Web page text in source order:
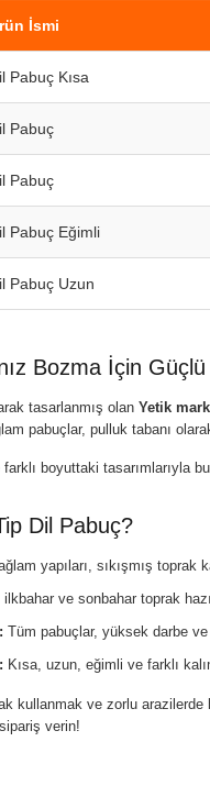
İsmi
Pabuç Kısa
Pabuç
Pabuç
Pabuç Eğimli
Pabuç Uzun
Bozma İçin
tasarlanmış olanYetik
pabuçlar, pulluk tabanı
boyuttaki tasarımlarıyla
Dil Pabuç?
yapıları, sıkışmış toprak
ilkbahar ve sonbahar toprak
Tüm pabuçlar, yüksek darbe
Kısa, uzun, eğimli ve farklı
kullanmak ve zorlu
verin!